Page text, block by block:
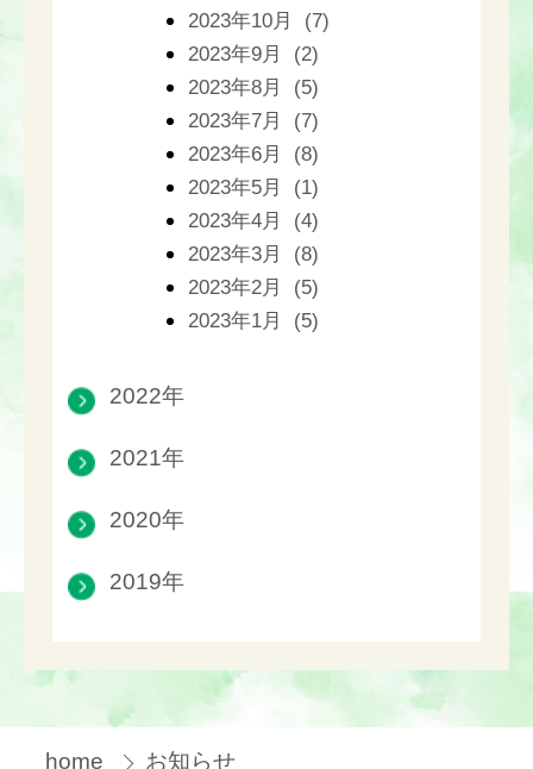
2023年10月 (7)
2023年9月 (2)
2023年8月 (5)
2023年7月 (7)
2023年6月 (8)
2023年5月 (1)
2023年4月 (4)
2023年3月 (8)
2023年2月 (5)
2023年1月 (5)
2022年
2021年
2020年
2019年
home お知らせ